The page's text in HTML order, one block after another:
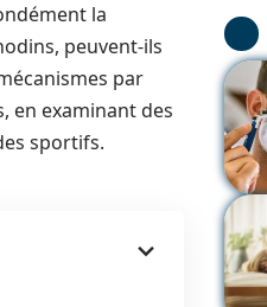
la
peuvent-ils
par
en examinant des
sportifs.